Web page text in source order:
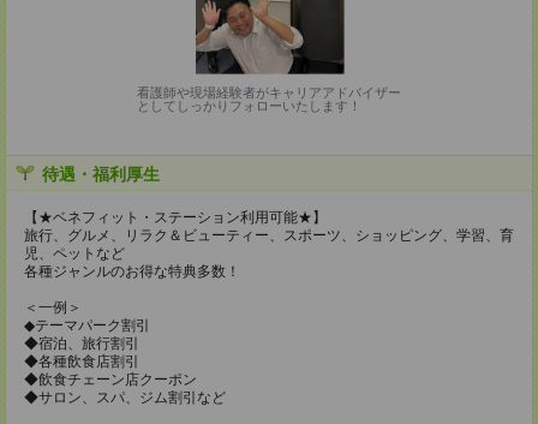
看護師や現場経験者がキャリアアドバイザー
としてしっかりフォローいたします！
待遇・福利厚生
【★ベネフィット・ステーション利用可能★】
旅行、グルメ、リラク＆ビューティー、スポーツ、ショッピング、学習、育
児、ペットなど
各種ジャンルのお得な特典多数！
＜一例＞
◆テーマパーク割引
◆宿泊、旅行割引
◆各種飲食店割引
◆飲食チェーン店クーポン
◆サロン、スパ、ジム割引など